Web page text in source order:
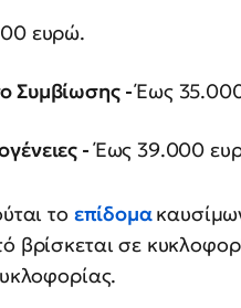
ευρώ.
Συμβίωσης -Έως
-Έως 39.000
το επίδομα
βρίσκεται σε